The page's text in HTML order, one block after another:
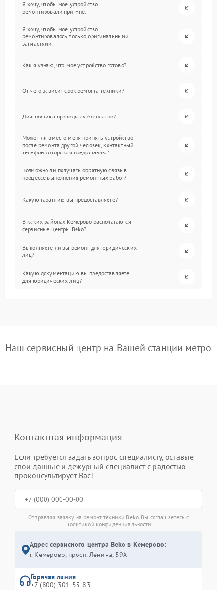
Я хочу, чтобы мое устройство
ремонтировали при мне.
Я хочу, чтобы мое устройство
ремонтировалось только оригинальными
запчастями.
Как я узнаю, что мое устройство готово?
От чего зависит срок ремонта техники?
Диагностика проводится бесплатно?
Может ли вместо меня принять устройство
после ремонта другой человек, контактный
телефон которого я предоставлю?
Возможно ли получать обратную связь в
процессе выполнения ремонтных работ?
Какую гарантию вы предоставляете?
В каких районах Кемерово располагаются
сервисные центры Beko?
Выполняете ли вы ремонт для юридических
лиц?
Какую документацию вы предоставляете
для юридических лиц?
Наш сервисный центр на Вашей станции метро
Контактная информация
Если требуется задать вопрос специалисту, оставьте
свои данные и дежурный специалист с радостью
проконсультирует Вас!
Отправляя заявку на ремонт техники Beko, Вы соглашаетесь с
Политикой конфиденциальности
Адрес сервисного центра Beko в Кемерово:
г. Кемерово, просп. Ленина, 59А
Горячая линия
+7 (800) 301-55-83